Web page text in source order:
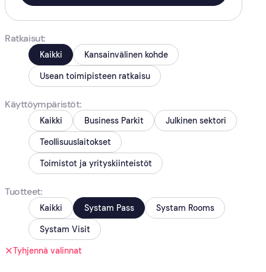
Ratkaisut
Kaikki
Kansainvälinen kohde
Usean toimipisteen ratkaisu
Käyttöympäristöt
Kaikki Business Parkit
Julkinen sektori
Teollisuuslaitokset
Toimistot ja yrityskiinteistöt
Tuotteet
Kaikki Systam Pass
Systam Rooms
Systam Visit
Tyhjennä valinnat